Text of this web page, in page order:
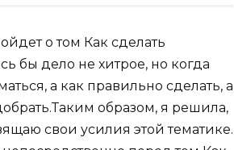
о том Как сделать
бы дело не хитрое, но когда
а как правильно сделать, а
образом, я решила,
свои усилия этой тематике.